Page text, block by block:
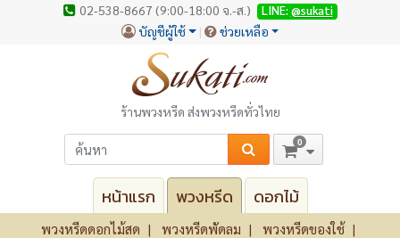
02-538-8667 (9:00-18:00 จ.-ส.) LINE: @sukati
บัญชีผู้ใช้ ช่วยเหลือ
ร้านพวงหรีด ส่งพวงหรีดทั่วไทย
0
หน้าแรก พวงหรีด ดอกไม้
พวงหรีดดอกไม้สด พวงหรีดพัดลม
พวงหรีดของใช้